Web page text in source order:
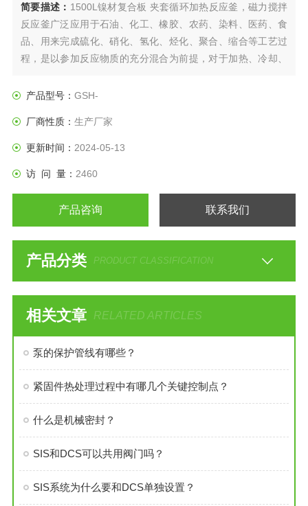
简要描述： 1500L镍材复合板 夹套循环加热反应釜，磁力搅拌
反应釜广泛应用于石油、化工、橡胶、农药、染料、医药、食
品、用来完成硫化、硝化、氢化、烃化、聚合、缩合等工艺过
程，是以参加反应物质的充分混合为前提，对于加热、冷却、
才能得到到好的效果，是化工，制药等行业的所需设备。
产品型号： GSH-
厂商性质： 生产厂家
更新时间： 2024-05-13
访 问 量： 2460
产品咨询 联系我们
产品分类 PRODUCT CLASSIFICATION
相关文章 RELATED ARTICLES
泵的保护管线有哪些？
紧固件热处理过程中有哪几个关键控制点？
什么是机械密封？
SIS和DCS可以共用阀门吗？
SIS系统为什么要和DCS单独设置？